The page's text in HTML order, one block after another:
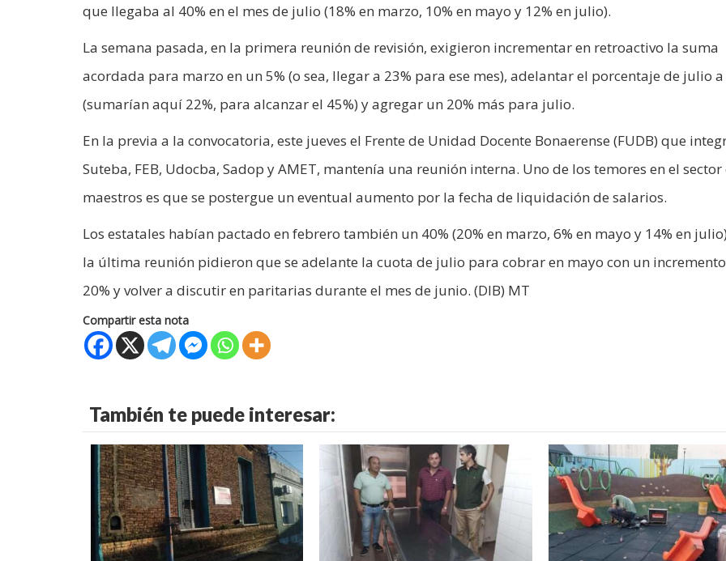
que llegaba al 40% en el mes de julio (18% en marzo, 10% en mayo y 12% en julio).
La semana pasada, en la primera reunión de revisión, exigieron incrementar en retroactivo la suma
acordada para marzo en un 5% (o sea, llegar a 23% para ese mes), adelantar el porcentaje de julio
(sumarían aquí 22%, para alcanzar el 45%) y agregar un 20% más para julio.
En la previa a la convocatoria, este jueves el Frente de Unidad Docente Bonaerense (FUDB) que
Suteba, FEB, Udocba, Sadop y AMET, mantenía una reunión interna. Uno de los temores en el sector
maestros es que se postergue un eventual aumento por la fecha de liquidación de salarios.
Los estatales habían pactado en febrero también un 40% (20% en marzo, 6% en mayo y 14% en
la última reunión pidieron que se adelante la cuota de julio para cobrar en mayo con un
20% y volver a discutir en paritarias durante el mes de junio. (DIB) MT
Compartir esta nota
También te puede interesar: